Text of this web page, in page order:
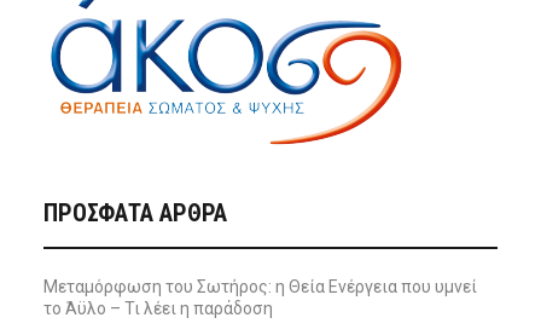
ΠΡΌΣΦΑΤΑ ΆΡΘΡΑ
Μεταμόρφωση του Σωτήρος: η Θεία Ενέργεια που υμνεί
το Άϋλο – Τι λέει η παράδοση